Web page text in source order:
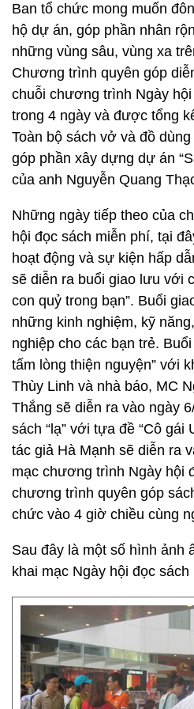
Ban tổ chức mong muốn
hộ dự án, góp phần nhân
những vùng sâu, vùng xa
Chương trình quyên góp
chuỗi chương trình Ngày
trong 4 ngày và được tổng
Toàn bộ sách vở và đồ
góp phần xây dựng dự án
của anh Nguyễn Quang
Những ngày tiếp theo của
hội đọc sách miễn phí, tại
hoạt động và sự kiện hấp
sẽ diễn ra buổi giao lưu với
con quỷ trong bạn”. Buổi
những kinh nghiệm, kỹ
nghiệp cho các bạn trẻ.
tấm lòng thiện nguyện” với
Thùy Linh và nhà báo, MC
Thắng sẽ diễn ra vào ngày
sách “lạ” với tựa đề “Cô gái
tác giả Hà Mạnh sẽ diễn ra
mạc chương trình Ngày hội
chương trình quyên góp
chức vào 4 giờ chiều cùng
Sau đây là một số hình ảnh
khai mạc Ngày hội đọc